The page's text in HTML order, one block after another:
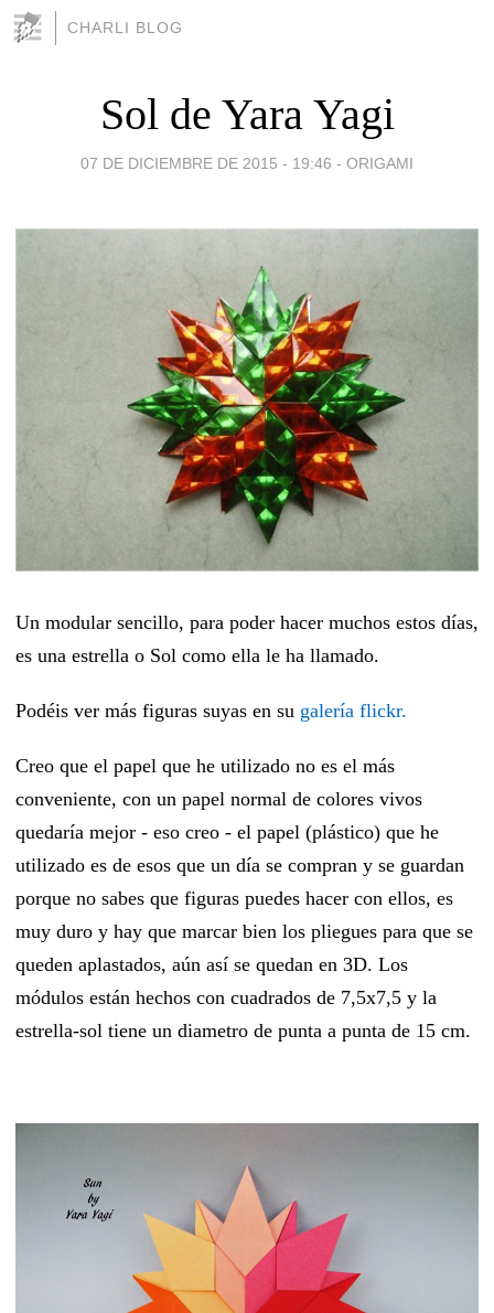
CHARLI BLOG
Sol de Yara Yagi
07 DE DICIEMBRE DE 2015 - 19:46 - ORIGAMI
Un modular sencillo, para poder hacer muchos estos días,
es una estrella o Sol como ella le ha llamado.
Podéis ver más figuras suyas en su galería flickr.
Creo que el papel que he utilizado no es el más
conveniente, con un papel normal de colores vivos
quedaría mejor - eso creo - el papel (plástico) que he
utilizado es de esos que un día se compran y se guardan
porque no sabes que figuras puedes hacer con ellos, es
muy duro y hay que marcar bien los pliegues para que se
queden aplastados, aún así se quedan en 3D. Los
módulos están hechos con cuadrados de 7,5x7,5 y la
estrella-sol tiene un diametro de punta a punta de 15 cm.